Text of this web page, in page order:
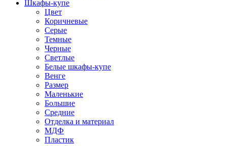
Шкафы-купе
Цвет
Коричневые
Серые
Темные
Черные
Светлые
Белые шкафы-купе
Венге
Размер
Маленькие
Большие
Средние
Отделка и материал
МДФ
Пластик